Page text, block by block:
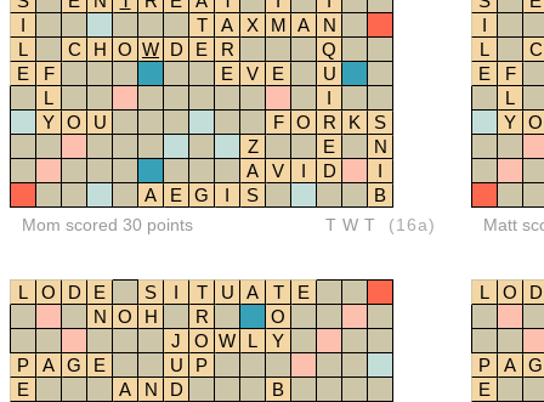
I
T A X M A
N
L
C H O W D E R
Q
E
F E V E
U
L
I
Y O U F O R K
S
Z
E
N
A
V I D
I
A
E G I S B
Mom scored 30 points TWT (16a)
I
L
C
E
F
L
Y O
Matt
L O D E S I T U A T
E
N O H R
O
J
O W L
Y
P
A G E U
P
E
A N D
B
L O D
P A G
E